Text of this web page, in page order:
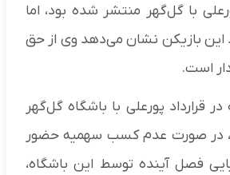
با گل‌گهر منتشر شده بود، اما
این بازیکن نشان می‌دهد وی از حق
است.
قرارداد پورعلی با باشگاه گل‌گهر
در صورت عدم کسب سهمیه حضور
فصل آینده توسط این باشگاه،